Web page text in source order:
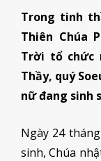
Trong tinh
Thiên Chúa
Trời tổ chức
Thầy, quý
nữ đang sinh
Ngày 24
sinh, Chúa